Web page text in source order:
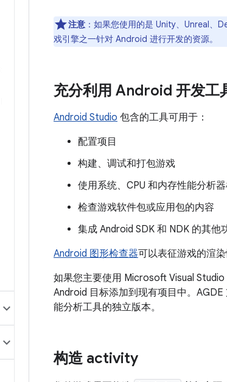
注意 ：如果您使用的是 Unity、Unreal、
戏引擎之一针对 Android 进行开发的资源。
充分利用 Android 开发工
Android Studio 包含的工具可用于：
配置项目
构建、调试和打包游戏
使用系统、CPU 和内存性能分析
检查游戏软件包或应用包的内容
集成 Android SDK 和 NDK 的其他
Android 图形检查器可以表征游戏的渲
如果您主要使用 Microsoft Visual
Android 目标添加到现有项目中。
能分析工具的独立版本。
构造 activity